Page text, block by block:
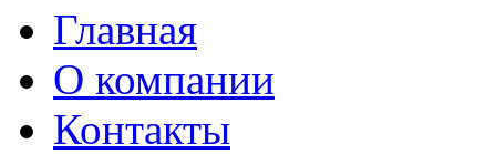
Главная
О компании
Контакты